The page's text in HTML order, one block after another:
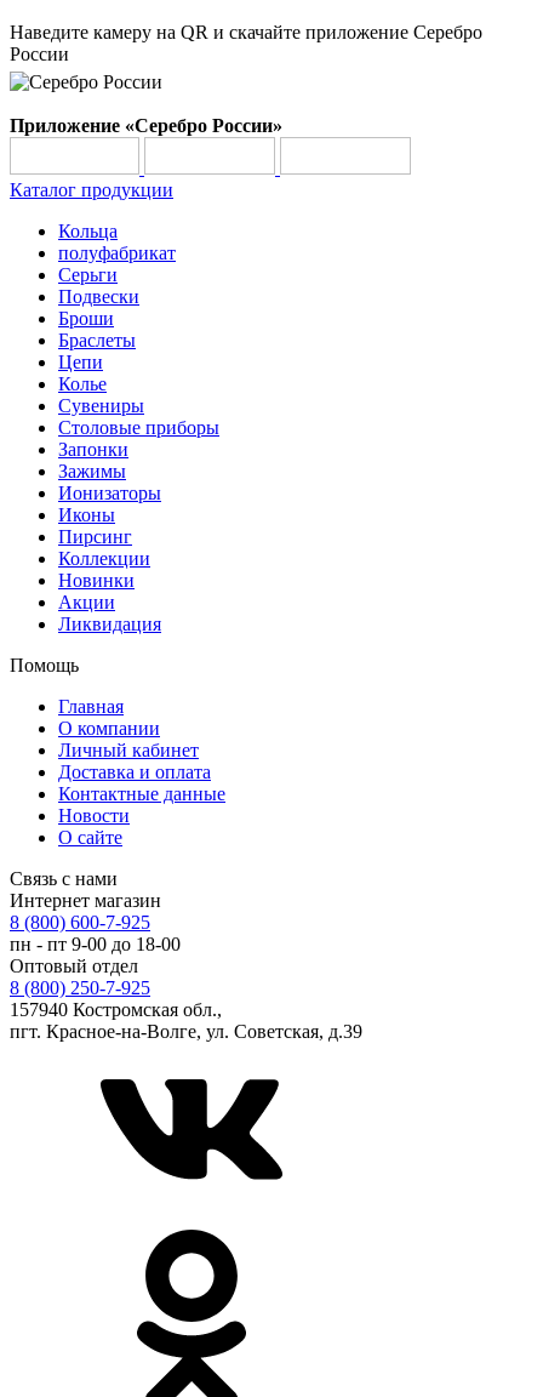
Наведите камеру на QR и скачайте приложение Серебро
России
Приложение «Серебро России»
Каталог продукции
Кольца
полуфабрикат
Серьги
Подвески
Броши
Браслеты
Цепи
Колье
Сувениры
Столовые приборы
Запонки
Зажимы
Ионизаторы
Иконы
Пирсинг
Коллекции
Новинки
Акции
Ликвидация
Помощь
Главная
О компании
Личный кабинет
Доставка и оплата
Контактные данные
Новости
О сайте
Связь с нами
Интернет магазин
8 (800) 600-7-925
пн - пт 9-00 до 18-00
Оптовый отдел
8 (800) 250-7-925
157940 Костромская обл.,
пгт. Красное-на-Волге, ул. Советская, д.39